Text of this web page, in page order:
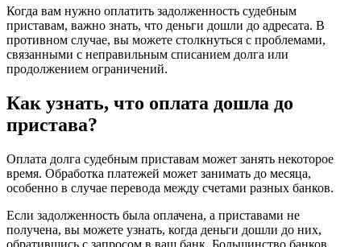
Когда вам нужно оплатить задолженность судебным
приставам, важно знать, что деньги дошли до адресата. В
противном случае, вы можете столкнуться с проблемами,
связанными с неправильным списанием долга или
продолжением ограничений.
Как узнать, что оплата дошла до
пристава?
Оплата долга судебным приставам может занять некоторое
время. Обработка платежей может занимать до месяца,
особенно в случае перевода между счетами разных банков.
Если задолженность была оплачена, а приставами не
получена, вы можете узнать, когда деньги дошли до них,